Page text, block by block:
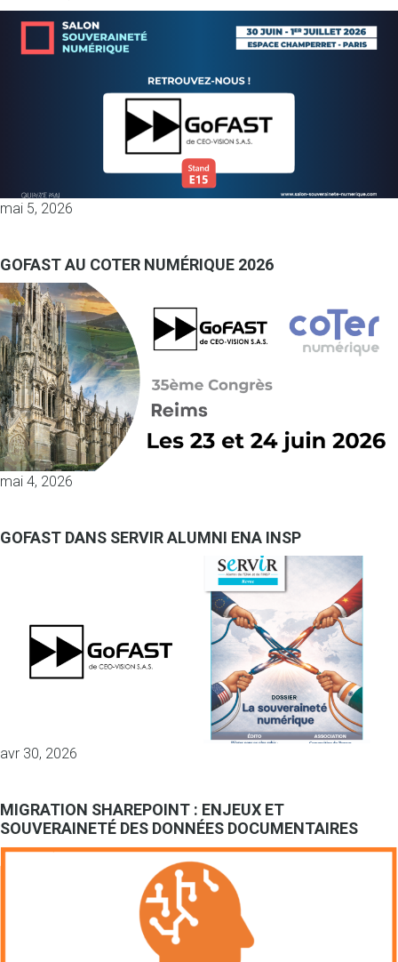
mai 5, 2026
GOFAST AU COTER NUMÉRIQUE 2026
mai 4, 2026
GOFAST DANS SERVIR ALUMNI ENA INSP
avr 30, 2026
MIGRATION SHAREPOINT : ENJEUX ET
SOUVERAINETÉ DES DONNÉES DOCUMENTAIRES